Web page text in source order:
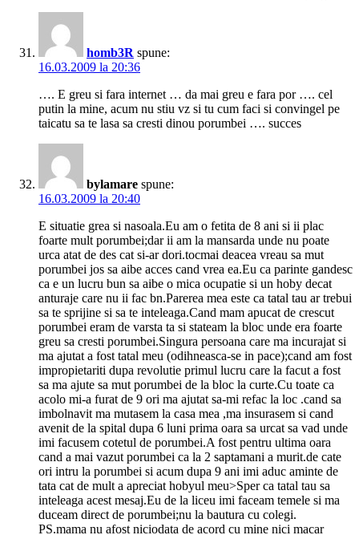
homb3R spune:
16.03.2009 la 20:36
…. E greu si fara internet … da mai greu e fara por …. cel
putin la mine, acum nu stiu vz si tu cum faci si convingel pe
taicatu sa te lasa sa cresti dinou porumbei …. succes
bylamare spune:
16.03.2009 la 20:40
E situatie grea si nasoala.Eu am o fetita de 8 ani si ii plac
foarte mult porumbei;dar ii am la mansarda unde nu poate
urca atat de des cat si-ar dori.tocmai deacea vreau sa mut
porumbei jos sa aibe acces cand vrea ea.Eu ca parinte gandesc
ca e un lucru bun sa aibe o mica ocupatie si un hoby decat
anturaje care nu ii fac bn.Parerea mea este ca tatal tau ar trebui
sa te sprijine si sa te inteleaga.Cand mam apucat de crescut
porumbei eram de varsta ta si stateam la bloc unde era foarte
greu sa cresti porumbei.Singura persoana care ma incurajat si
ma ajutat a fost tatal meu (odihneasca-se in pace);cand am fost
impropietariti dupa revolutie primul lucru care la facut a fost
sa ma ajute sa mut porumbei de la bloc la curte.Cu toate ca
acolo mi-a furat de 9 ori ma ajutat sa-mi refac la loc .cand sa
imbolnavit ma mutasem la casa mea ,ma insurasem si cand
avenit de la spital dupa 6 luni prima oara sa urcat sa vad unde
imi facusem cotetul de porumbei.A fost pentru ultima oara
cand a mai vazut porumbei ca la 2 saptamani a murit.de cate
ori intru la porumbei si acum dupa 9 ani imi aduc aminte de
tata cat de mult a apreciat hobyul meu>Sper ca tatal tau sa
inteleaga acest mesaj.Eu de la liceu imi faceam temele si ma
duceam direct de porumbei;nu la bautura cu colegi.
PS.mama nu afost niciodata de acord cu mine nici macar